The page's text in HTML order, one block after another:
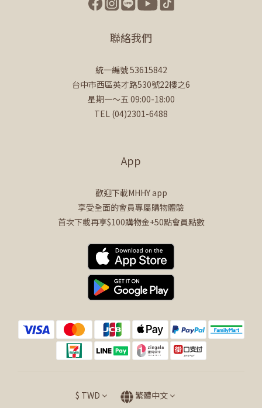
聯絡我們
統一編號 53615842
台中市西區英才路530號22樓之6
星期一～五 09:00-18:00
TEL (04)2301-6488
App
歡迎下載MHHY app
享受全面的會員專屬購物體驗
首次下載再享$100購物金+50點會員點數
$ TWD 繁體中文